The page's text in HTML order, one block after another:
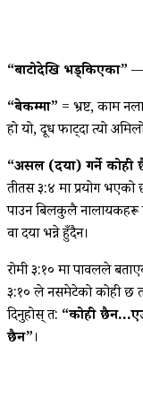
“बाटोदेखि भड्किएका” —
“बेकम्मा” = भ्रष्ट, काम
हो यो, दूध फाट्दा त्यो
“असल (दया) गर्ने कोही
तीतस ३:४ मा प्रयोग भएको
पाउन बिलकुलै नालायकहरू
वा दया भन्ने हुँदैन।
रोमी ३:१० मा पावलले
३:१० ले नसमेटेको कोही छ
दिनुहोस् त: “कोही
छैन”।